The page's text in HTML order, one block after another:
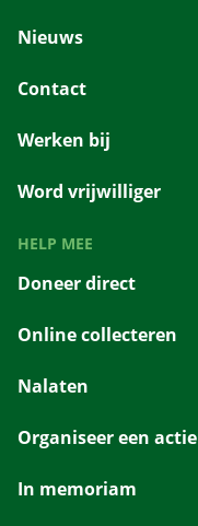
Nieuws
Contact
Werken bij
Word vrijwilliger
HELP MEE
Doneer direct
Online collecteren
Nalaten
Organiseer een actie
In memoriam